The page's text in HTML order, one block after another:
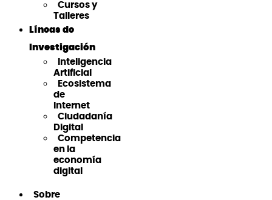
Cursos y
Talleres
Líneas de
Investigación
Inteligencia
Artificial
Ecosistema
de
Internet
Ciudadanía
Digital
Competencia
en la
economía
digital
Sobre